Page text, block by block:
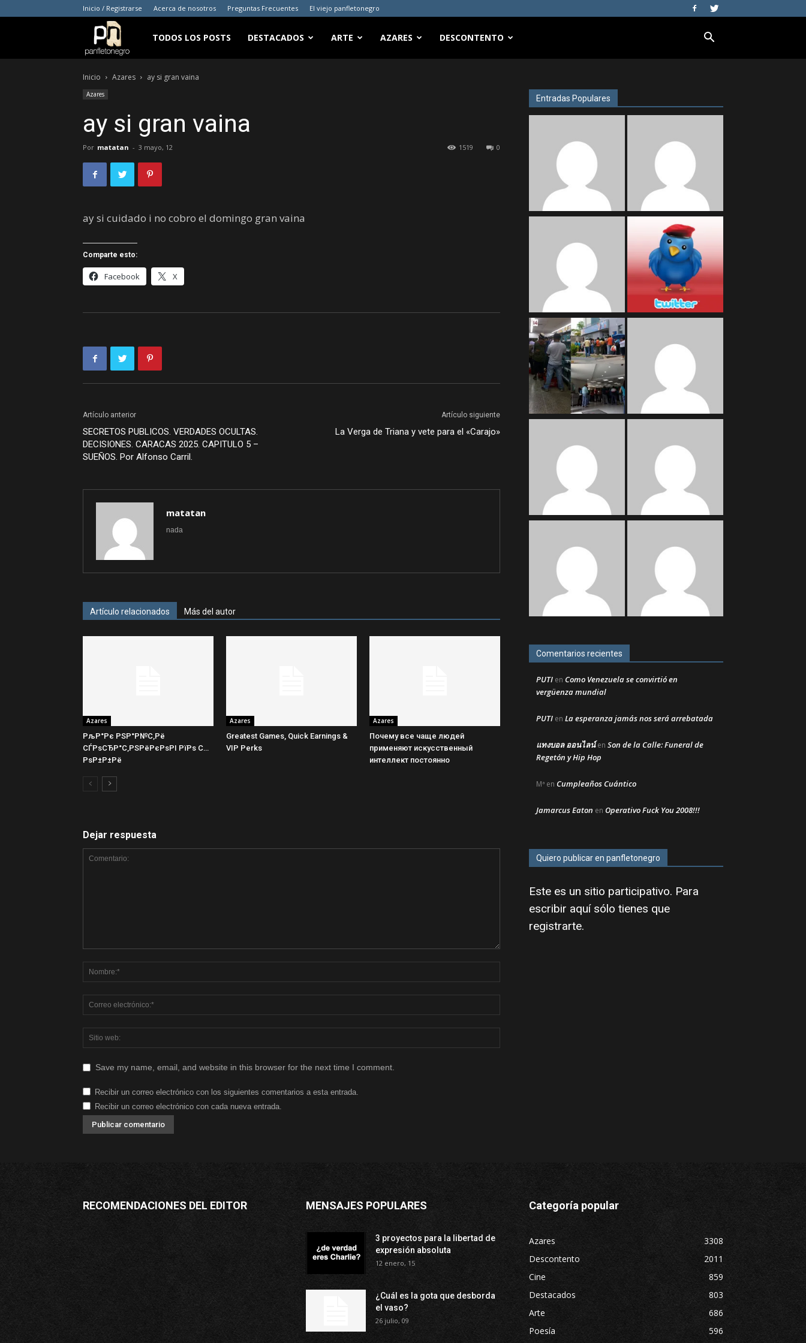
Inicio / Registrarse Acerca de nosotros Preguntas Frecuentes El viejo panfletonegro
panfletonegro
TODOS LOS POSTS DESTACADOS ARTE AZARES DESCONTENTO
Inicio Azares ay si gran vaina
Azares
ay si gran vaina
Por matatan - 3 mayo, 12 0
1519
ay si cuidado i no cobro el domingo gran vaina
Comparte esto:
Facebook X
Artículo anterior
SECRETOS PUBLICOS. VERDADES OCULTAS.
DECISIONES. CARACAS 2025. CAPITULO 5 –
SUEÑOS. Por Alfonso Carril.
Artículo siguiente
La Verga de Triana y vete para el «Carajo»
matatan
nada
Artículo relacionados Más del autor
Azares
РљР°Рє РЅР°Р№С‚Рё
СЃРѕСЂР°С‚РЅРёРєРѕРІ РїРѕ С…
РѕР±Р±Рё
Azares
Greatest Games, Quick Earnings &
VIP Perks
Azares
Почему все чаще людей
применяют искусственный
интеллект постоянно
Dejar respuesta
Save my name, email, and website in this browser for the next time I comment.
Recibir un correo electrónico con los siguientes comentarios a esta entrada.
Recibir un correo electrónico con cada nueva entrada.
Entradas Populares
Comentarios recientes
PUTI en Como Venezuela se convirtió en
vergüenza mundial
PUTI en La esperanza jamás nos será arrebatada
แทงบอล ออนไลน์en Son de la Calle: Funeral de
Regetón y Hip Hop
Mª en Cumpleaños Cuántico
Jamarcus Eaton en Operativo Fuck You 2008!!!
Quiero publicar en panfletonegro
Este es un sitio participativo. Para
escribir aquí sólo tienes que
registrarte.
RECOMENDACIONES DEL EDITOR MENSAJES POPULARES
3 proyectos para la libertad de
expresión absoluta
12 enero, 15
¿Cuál es la gota que desborda
el vaso?
26 julio, 09
Categoría popular
Azares
3308
Descontento
2011
Cine
859
Destacados
803
Arte
686
Poesía
596